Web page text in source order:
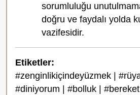
sorumluluğu
doğru ve faydalı yolda
vazifesidir.
Etiketler:
#zenginlikiçindeyüzmek |
#diniyorum | #bolluk |